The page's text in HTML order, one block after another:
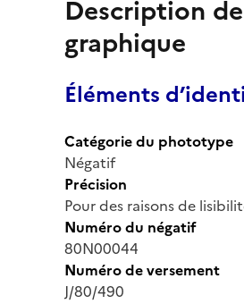
Description
graphique
Éléments
Catégorie du phototype
Négatif
Précision
Pour des raisons de
Numéro du négatif
80N00044
Numéro de versement
J/80/490